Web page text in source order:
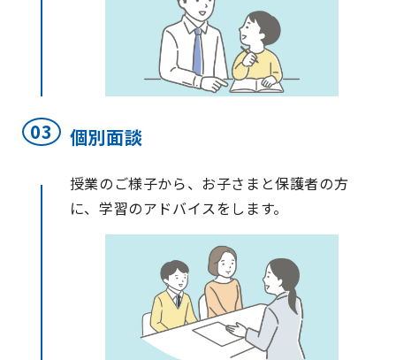
個別面談
授業のご様子から、お子さまと保護者の方
に、学習のアドバイスをします。